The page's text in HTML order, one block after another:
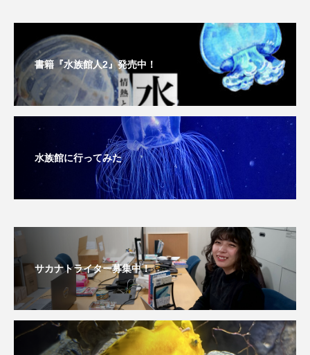
河川 沼津港深海水族館 法律 海
海きらら 海水魚 海洋 海洋環境
液浸標本 淀川 淡水魚
深海生物 深海魚
漁港 漫画 灯台
無脊椎動物 熱帯魚 牡蠣 特徴
琵琶湖博物館 環境 環境保全
生きた化石 生態 生態系 生物多様性
書籍『水族館人2』発売中！
水族館に行ってみた
サカナトライター募集中！